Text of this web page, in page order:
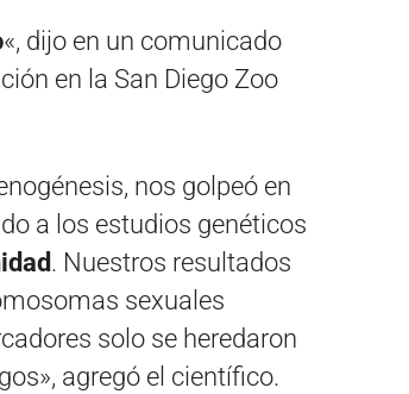
«, dijo en un comunicado
en la San Diego Zoo
nos golpeó en
a los estudios genéticos
. Nuestros resultados
sexuales
solo se heredaron
agregó el científico.